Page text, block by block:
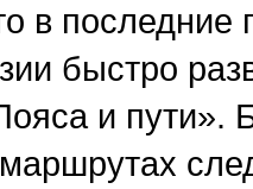
в последние
быстро
и пути».